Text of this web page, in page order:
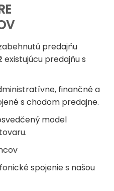
predajňu
existujúcu predajňu s
finančné a
s chodom predajne.
model
spojenie s našou